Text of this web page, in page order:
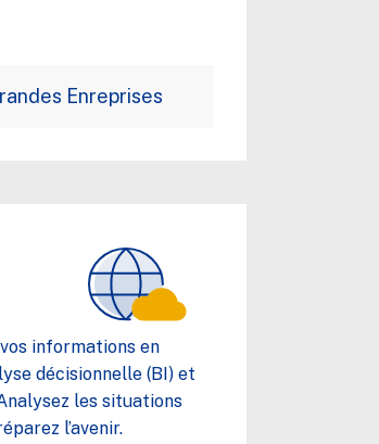
Enreprises
informations en
décisionnelle (BI) et
les situations
l’avenir.